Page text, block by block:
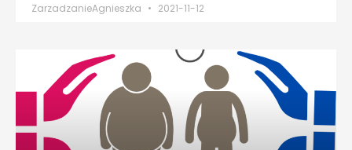
ZarzadzanieAgnieszka 2021-11-12